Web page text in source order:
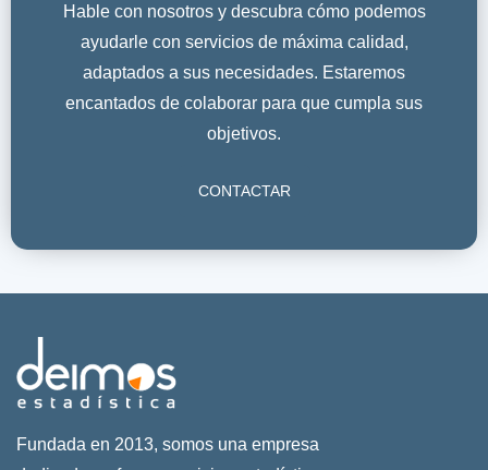
Hable con nosotros y descubra cómo podemos
ayudarle con servicios de máxima calidad,
adaptados a sus necesidades. Estaremos
encantados de colaborar para que cumpla sus
objetivos.
CONTACTAR
Fundada en 2013, somos una empresa